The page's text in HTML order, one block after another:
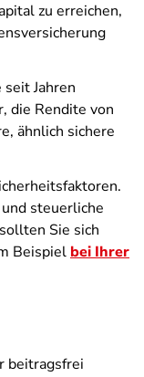
zu erreichen,
Jahren
die Rendite von
ähnlich sichere
steuerliche
Sie sich
Beispiel bei Ihrer
beitragsfrei